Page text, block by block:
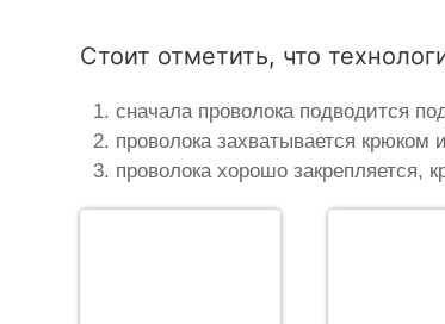
Стоит отметить, что
сначала проволока подводится
проволока захватывается крюком
проволока хорошо закрепляется,